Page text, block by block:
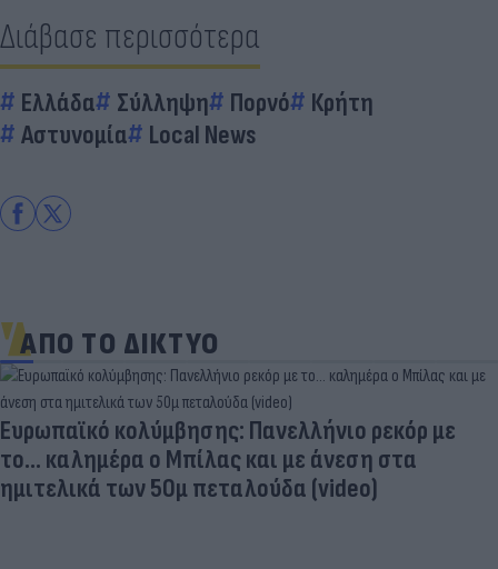
Διάβασε περισσότερα
Ελλάδα Σύλληψη Πορνό
Κρήτη
Αστυνομία
Local News
ΑΠΟ ΤΟ ΔΙΚΤΥΟ